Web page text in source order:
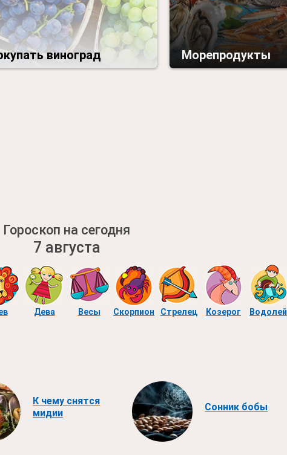
виноград Морепродукты
Гороскоп на сегодня
7 августа
Дева Весы Скорпион Стрелец Козерог Водолей
К чему снятся
мидии
Сонник бобы